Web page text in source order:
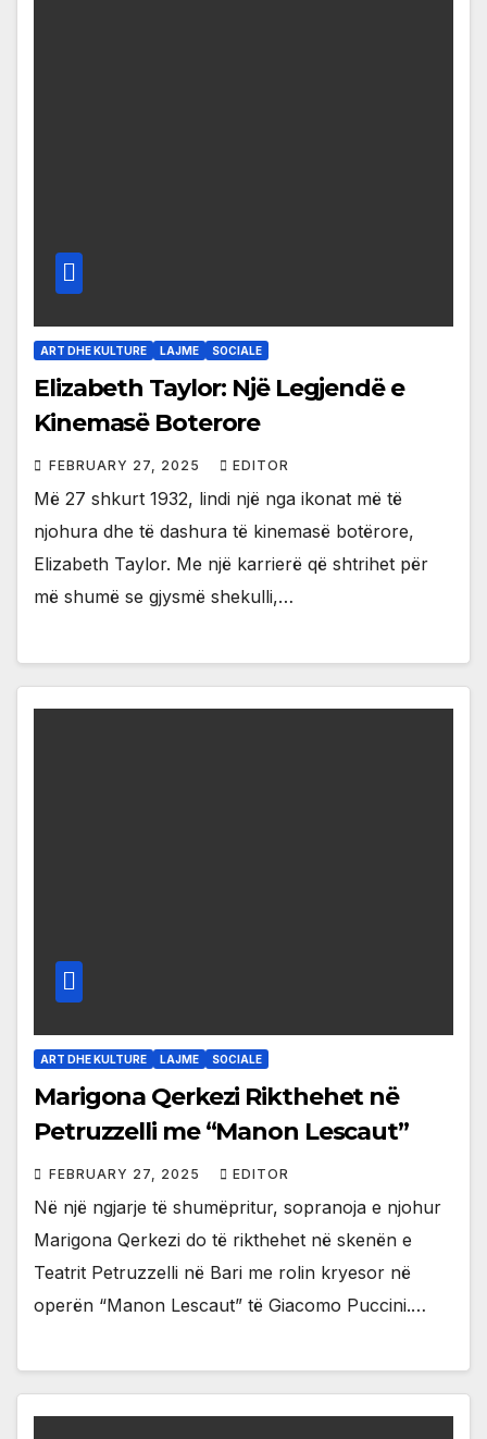
ART DHE KULTURE LAJME SOCIALE
Elizabeth Taylor: Një Legjendë e
Kinemasë Boterore
FEBRUARY 27, 2025 EDITOR
Më 27 shkurt 1932, lindi një nga ikonat më të
njohura dhe të dashura të kinemasë botërore,
Elizabeth Taylor. Me një karrierë që shtrihet për
më shumë se gjysmë shekulli,…
ART DHE KULTURE LAJME SOCIALE
Marigona Qerkezi Rikthehet në
Petruzzelli me “Manon Lescaut”
FEBRUARY 27, 2025 EDITOR
Në një ngjarje të shumëpritur, sopranoja e njohur
Marigona Qerkezi do të rikthehet në skenën e
Teatrit Petruzzelli në Bari me rolin kryesor në
operën “Manon Lescaut” të Giacomo Puccini.…